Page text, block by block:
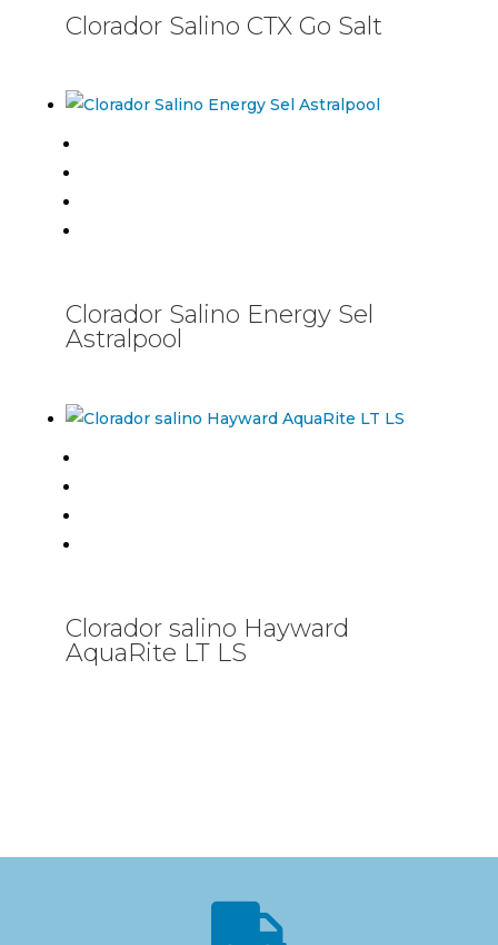
Clorador Salino CTX Go Salt
Clorador Salino Energy Sel
Astralpool
Clorador salino Hayward
AquaRite LT LS
